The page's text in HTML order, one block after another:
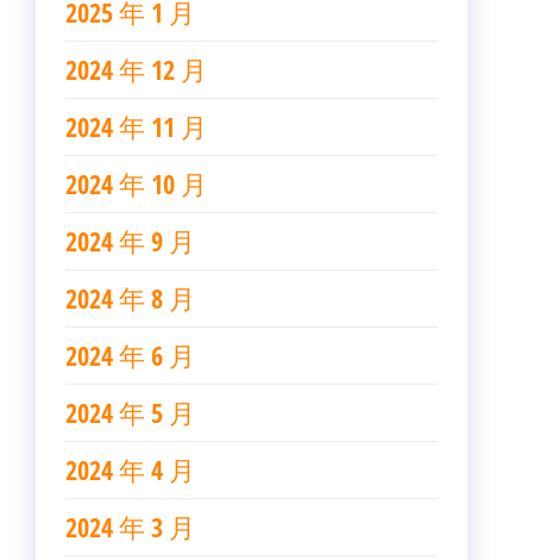
2025 年 1 月
2024 年 12 月
2024 年 11 月
2024 年 10 月
2024 年 9 月
2024 年 8 月
2024 年 6 月
2024 年 5 月
2024 年 4 月
2024 年 3 月